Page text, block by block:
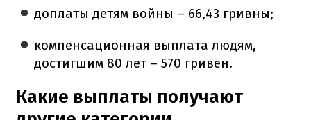
доплаты детям войны – 66,43 гривны;
компенсационная выплата людям,
достигшим 80 лет – 570 гривен.
Какие выплаты получают